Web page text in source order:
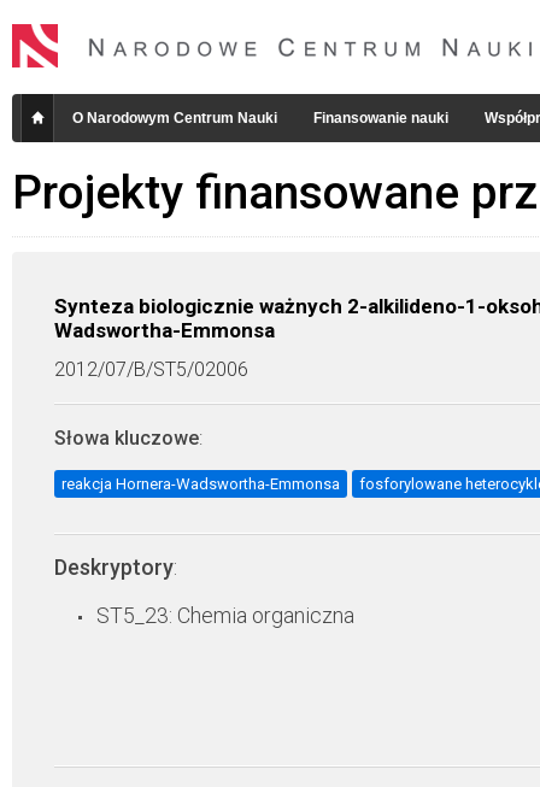
O Narodowym Centrum Nauki Finansowanie nauki
Projekty finansowane
Synteza biologicznie ważnych 2-alkilideno-1-
Wadswortha-Emmonsa
2012/07/B/ST5/02006
Słowa kluczowe:
reakcja Hornera-Wadswortha-Emmonsa fosforylowane
Deskryptory:
ST5_23: Chemia organiczna